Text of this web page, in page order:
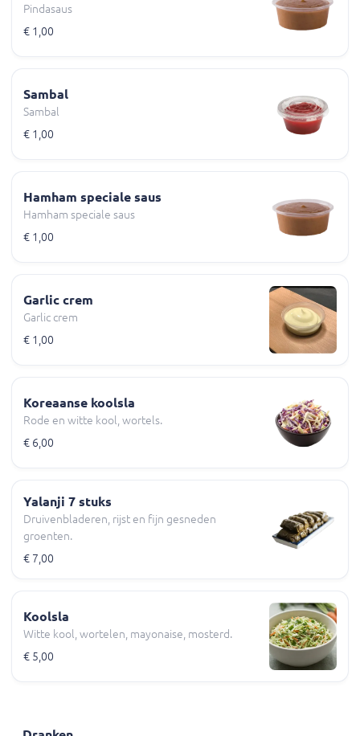
Pindasaus
€ 1,00
Sambal
Sambal
€ 1,00
Hamham speciale saus
Hamham speciale saus
€ 1,00
Garlic crem
Garlic crem
€ 1,00
Koreaanse koolsla
Rode en witte kool, wortels.
€ 6,00
Yalanji 7 stuks
Druivenbladeren, rijst en fijn gesneden
groenten.
€ 7,00
Koolsla
Witte kool, wortelen, mayonaise, mosterd.
€ 5,00